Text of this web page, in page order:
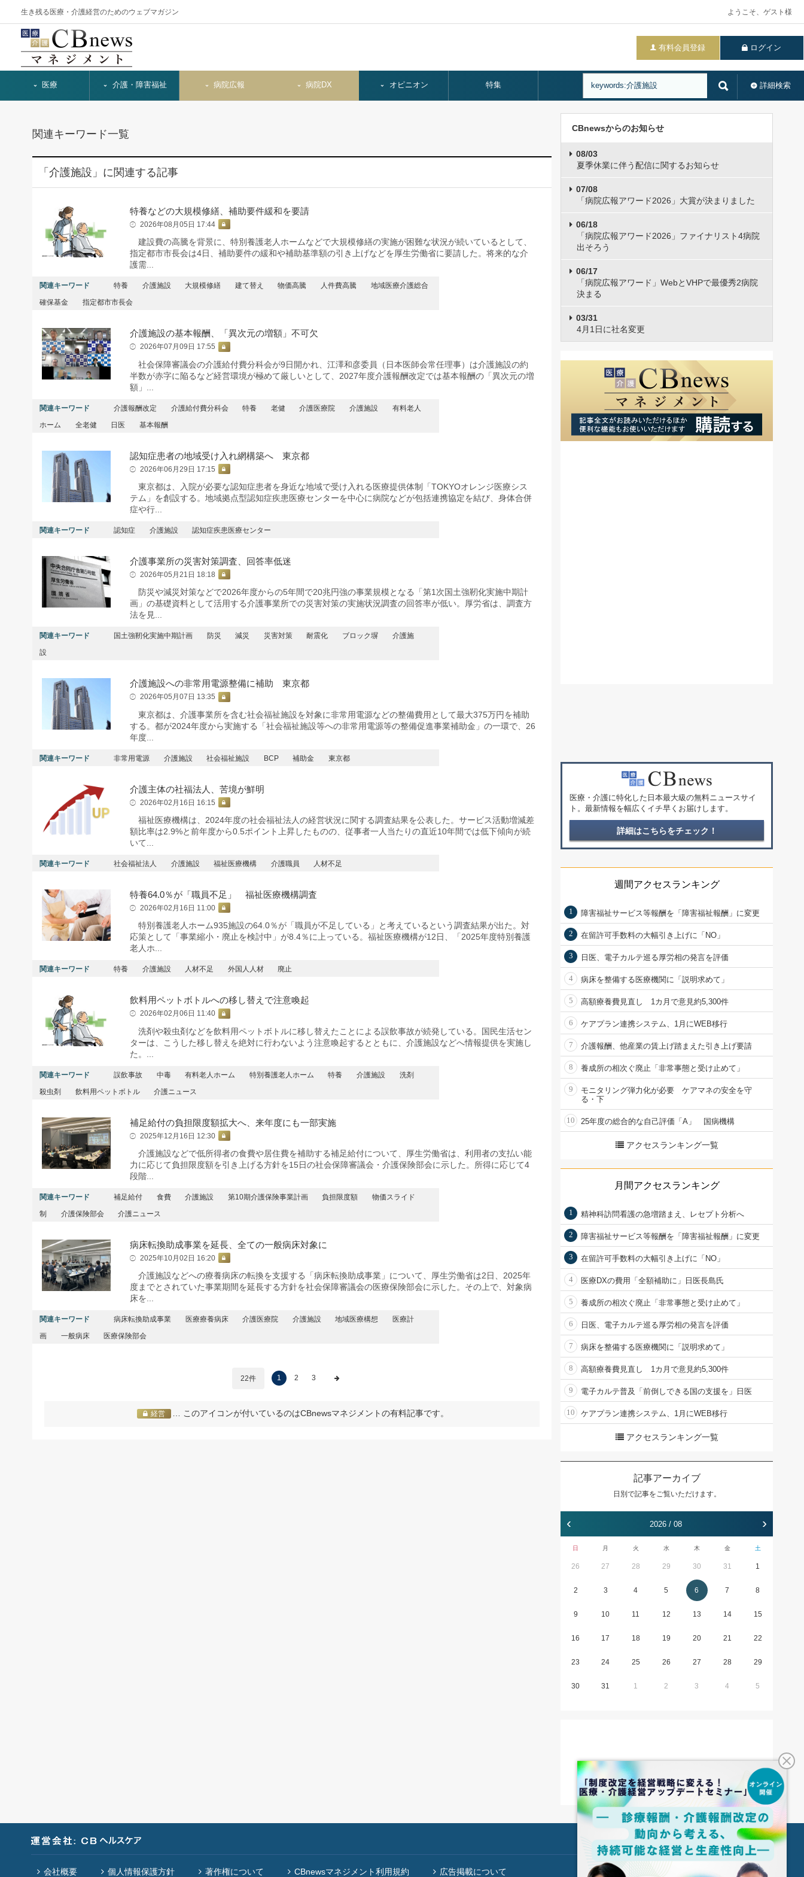
生き残る医療・介護経営のためのウェブマガジン ようこそ、ゲスト様
有料会員登録 ログイン
詳細検索
医療 介護・障害福祉 病院広報 病院DX オピニオン 特集
関連キーワード一覧
「介護施設」に関連する記事
特養などの大規模修繕、補助要件緩和を要請
2026年08月05日 17:44
建設費の高騰を背景に、特別養護老人ホームなどで大規模修繕の実施が困難な状況が続いているとして、
指定都市市長会は4日、補助要件の緩和や補助基準額の引き上げなどを厚生労働省に要請した。将来的な介
護需...
関連キーワード 特養 介護施設 大規模修繕 建て替え 物価高騰 人件費高騰
地域医療介護総合
確保基金
指定都市市長会
介護施設の基本報酬、「異次元の増額」不可欠
2026年07月09日 17:55
社会保障審議会の介護給付費分科会が9日開かれ、江澤和彦委員（日本医師会常任理事）は介護施設の約
半数が赤字に陥るなど経営環境が極めて厳しいとして、2027年度介護報酬改定では基本報酬の「異次元の増
額」...
関連キーワード 介護報酬改定 介護給付費分科会 特養 老健 介護医療院 介護施設
有料老人
ホーム
全老健 日医 基本報酬
認知症患者の地域受け入れ網構築へ 東京都
2026年06月29日 17:15
東京都は、入院が必要な認知症患者を身近な地域で受け入れる医療提供体制「TOKYOオレンジ医療シス
テム」を創設する。地域拠点型認知症疾患医療センターを中心に病院などが包括連携協定を結び、身体合併
症や行...
関連キーワード 認知症 介護施設 認知症疾患医療センター
介護事業所の災害対策調査、回答率低迷
2026年05月21日 18:18
防災や減災対策などで2026年度からの5年間で20兆円強の事業規模となる「第1次国土強靭化実施中期計
画」の基礎資料として活用する介護事業所での災害対策の実施状況調査の回答率が低い。厚労省は、調査方
法を見...
関連キーワード 国土強靭化実施中期計画 防災 減災 災害対策 耐震化 ブロック塀
介護施
設
介護施設への非常用電源整備に補助 東京都
2026年05月07日 13:35
東京都は、介護事業所を含む社会福祉施設を対象に非常用電源などの整備費用として最大375万円を補助
する。都が2024年度から実施する「社会福祉施設等への非常用電源等の整備促進事業補助金」の一環で、26
年度...
関連キーワード 非常用電源 介護施設 社会福祉施設 BCP 補助金 東京都
介護主体の社福法人、苦境が鮮明
2026年02月16日 16:15
福祉医療機構は、2024年度の社会福祉法人の経営状況に関する調査結果を公表した。サービス活動増減差
額比率は2.9%と前年度から0.5ポイント上昇したものの、従事者一人当たりの直近10年間では低下傾向が続
いて...
関連キーワード 社会福祉法人 介護施設 福祉医療機構 介護職員 人材不足
特養64.0％が「職員不足」 福祉医療機構調査
2026年02月16日 11:00
特別養護老人ホーム935施設の64.0％が「職員が不足している」と考えているという調査結果が出た。対
応策として「事業縮小・廃止を検討中」が8.4％に上っている。福祉医療機構が12日、「2025年度特別養護
老人ホ...
関連キーワード 特養 介護施設 人材不足 外国人人材 廃止
飲料用ペットボトルへの移し替えで注意喚起
2026年02月06日 11:40
洗剤や殺虫剤などを飲料用ペットボトルに移し替えたことによる誤飲事故が続発している。国民生活セン
ターは、こうした移し替えを絶対に行わないよう注意喚起するとともに、介護施設などへ情報提供を実施し
た。...
関連キーワード 誤飲事故 中毒 有料老人ホーム 特別養護老人ホーム 特養 介護施設
洗剤
殺虫剤
飲料用ペットボトル 介護ニュース
補足給付の負担限度額拡大へ、来年度にも一部実施
2025年12月16日 12:30
介護施設などで低所得者の食費や居住費を補助する補足給付について、厚生労働省は、利用者の支払い能
力に応じて負担限度額を引き上げる方針を15日の社会保障審議会・介護保険部会に示した。所得に応じて4
段階...
関連キーワード 補足給付 食費 介護施設 第10期介護保険事業計画 負担限度額
物価スライド
制
介護保険部会 介護ニュース
病床転換助成事業を延長、全ての一般病床対象に
2025年10月02日 16:20
介護施設などへの療養病床の転換を支援する「病床転換助成事業」について、厚生労働省は2日、2025年
度までとされていた事業期間を延長する方針を社会保障審議会の医療保険部会に示した。その上で、対象病
床を...
関連キーワード 病床転換助成事業 医療療養病床 介護医療院 介護施設 地域医療構想
医療計
画
一般病床 医療保険部会
22件 1 2 3
経営 … このアイコンが付いているのはCBnewsマネジメントの有料記事です。
CBnewsからのお知らせ
08/03
夏季休業に伴う配信に関するお知らせ
07/08
「病院広報アワード2026」大賞が決まりました
06/18
「病院広報アワード2026」ファイナリスト4病院
出そろう
06/17
「病院広報アワード」WebとVHPで最優秀2病院
決まる
03/31
4月1日に社名変更
医療・介護に特化した日本最大級の無料ニュースサイ
ト。最新情報を幅広くイチ早くお届けします。
詳細はこちらをチェック！
週間アクセスランキング
1 障害福祉サービス等報酬を「障害福祉報酬」に変更
2 在留許可手数料の大幅引き上げに「NO」
3 日医、電子カルテ巡る厚労相の発言を評価
4 病床を整備する医療機関に「説明求めて」
5 高額療養費見直し 1カ月で意見約5,300件
6 ケアプラン連携システム、1月にWEB移行
7 介護報酬、他産業の賃上げ踏まえた引き上げ要請
8 養成所の相次ぐ廃止「非常事態と受け止めて」
9
モニタリング弾力化が必要 ケアマネの安全を守
る・下
10 25年度の総合的な自己評価「A」 国病機構
アクセスランキング一覧
月間アクセスランキング
1 精神科訪問看護の急増踏まえ、レセプト分析へ
2 障害福祉サービス等報酬を「障害福祉報酬」に変更
3 在留許可手数料の大幅引き上げに「NO」
4 医療DXの費用「全額補助に」日医長島氏
5 養成所の相次ぐ廃止「非常事態と受け止めて」
6 日医、電子カルテ巡る厚労相の発言を評価
7 病床を整備する医療機関に「説明求めて」
8 高額療養費見直し 1カ月で意見約5,300件
9 電子カルテ普及「前倒しできる国の支援を」日医
10 ケアプラン連携システム、1月にWEB移行
アクセスランキング一覧
記事アーカイブ
日別で記事をご覧いただけます。
‹ 2026 / 08 ›
日 月 火 水 木 金 土
26 27 28 29 30 31 1
2 3 4 5 6 7 8
9 10 11 12 13 14 15
16 17 18 19 20 21 22
23 24 25 26 27 28 29
30 31 1 2 3 4 5
会社概要 個人情報保護方針 著作権について CBnewsマネジメント利用規約 広告掲載について